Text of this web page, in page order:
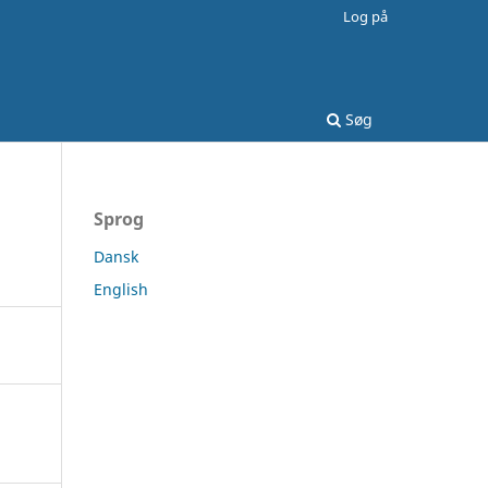
Søg
Log på
Sprog
Dansk
English